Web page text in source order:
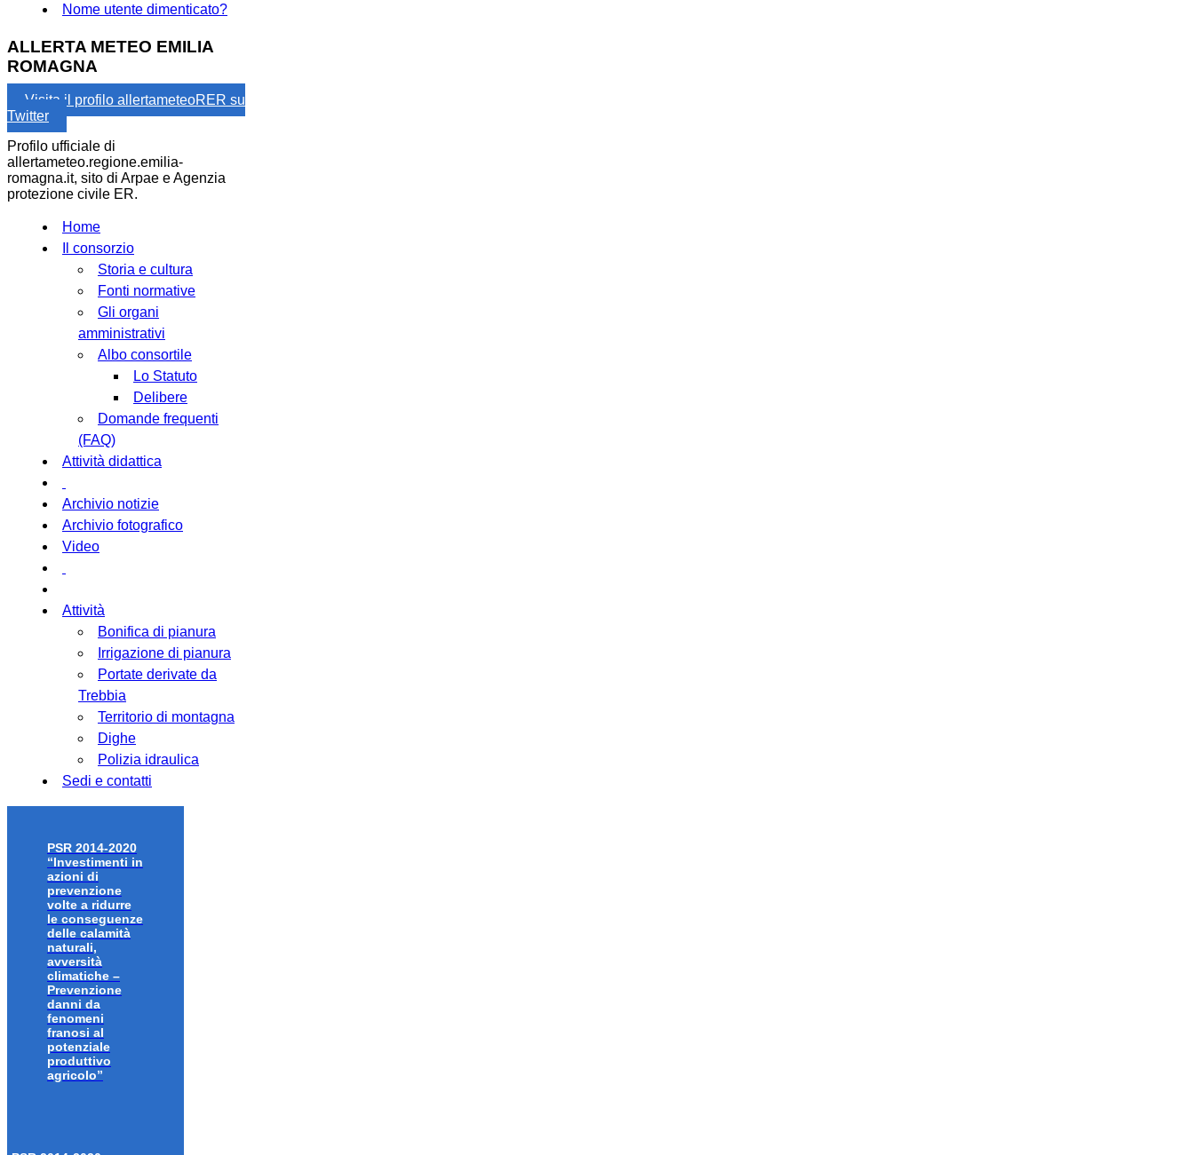
Nome utente dimenticato?
ALLERTA METEO EMILIA
ROMAGNA
Visita il profilo allertameteoRER su
Twitter
Profilo ufficiale di
allertameteo.regione.emilia-
romagna.it, sito di Arpae e Agenzia
protezione civile ER.
Home
Il consorzio
Storia e cultura
Fonti normative
Gli organi
amministrativi
Albo consortile
Lo Statuto
Delibere
Domande frequenti
(FAQ)
Attività didattica
Archivio notizie
Archivio fotografico
Video
Attività
Bonifica di pianura
Irrigazione di pianura
Portate derivate da
Trebbia
Territorio di montagna
Dighe
Polizia idraulica
Sedi e contatti
PSR 2014-2020
“Investimenti in
azioni di
prevenzione
volte a ridurre
le conseguenze
delle calamità
naturali,
avversità
climatiche –
Prevenzione
danni da
fenomeni
franosi al
potenziale
produttivo
agricolo”